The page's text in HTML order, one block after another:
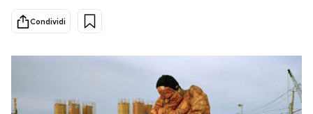
Scienza
Mondiali calcio 2026
Condividi